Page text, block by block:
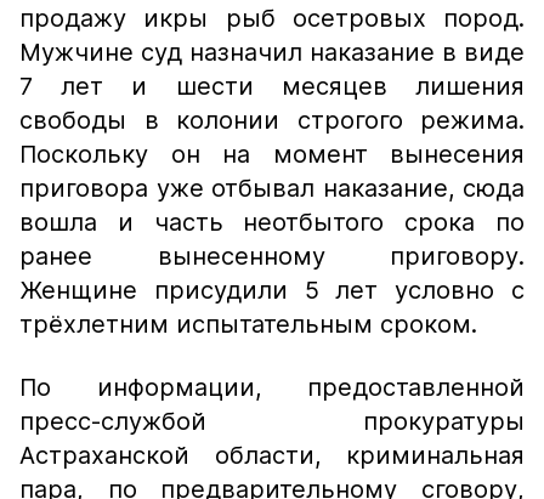
продажу икры рыб осетровых пород.
Мужчине суд назначил наказание в виде
7 лет и шести месяцев лишения
свободы в колонии строгого режима.
Поскольку он на момент вынесения
приговора уже отбывал наказание, сюда
вошла и часть неотбытого срока по
ранее вынесенному приговору.
Женщине присудили 5 лет условно с
трёхлетним испытательным сроком.
По информации, предоставленной
пресс-службой прокуратуры
Астраханской области, криминальная
пара, по предварительному сговору,